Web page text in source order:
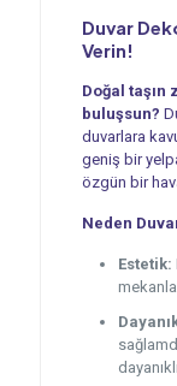
Duvar
Verin!
Doğal taşın
buluşsun?
duvarlara
geniş bir
özgün bir
Neden
Estetik: